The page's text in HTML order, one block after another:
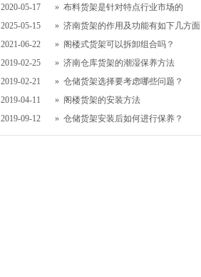
2020-05-17
» 布料货架是针对特点行业市场的
2025-05-15
» 济南货架的作用及功能有如下几方面
2021-06-22
» 阁楼式货架可以拆卸组合吗？
2019-02-25
» 济南仓库货架的潮湿保养方法
2019-02-21
» 仓储货架选择要考虑哪些问题？
2019-04-11
» 阁楼货架的安装方法
2019-09-12
» 仓储货架安装后如何进行保养？